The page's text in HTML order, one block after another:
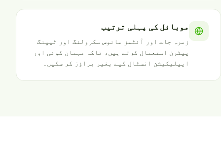
موبائل کی پہلی ترتیب
زمرہ جات اور آئٹمز مانوس سکرولنگ اور ٹیپنگ
پیٹرن استعمال کرتے ہیں، تاکہ مہمان کوئی اور
ایپلیکیشن انسٹال کیے بغیر براؤز کر سکیں۔